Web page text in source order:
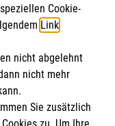
|Datenschutz
|Mediathek
Cookie-
Link.
nicht abgelehnt
nicht mehr
Sie zusätzlich